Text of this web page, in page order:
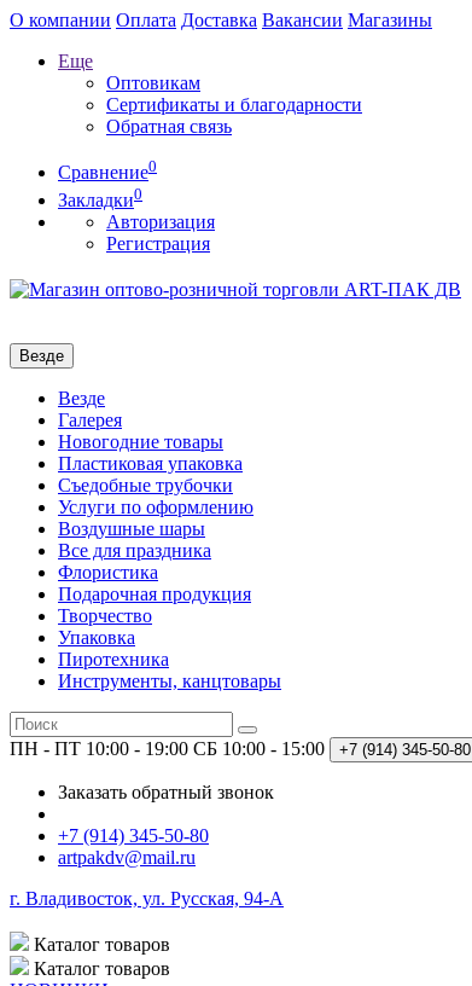
О компании Оплата Доставка Вакансии Магазины
Еще
Оптовикам
Сертификаты и благодарности
Обратная связь
Сравнение0
Закладки0
Авторизация
Регистрация
Везде
Везде
Галерея
Новогодние товары
Пластиковая упаковка
Съедобные трубочки
Услуги по оформлению
Воздушные шары
Все для праздника
Флористика
Подарочная продукция
Творчество
Упаковка
Пиротехника
Инструменты, канцтовары
ПН - ПТ 10:00 - 19:00 СБ 10:00 - 15:00 +7 (914) 345-50-80
Заказать обратный звонок
+7 (914) 345-50-80
artpakdv@mail.ru
г. Владивосток, ул. Русская, 94-А
Каталог товаров
Каталог товаров